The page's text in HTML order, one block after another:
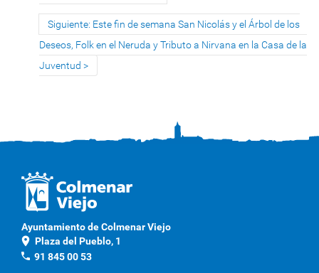
Siguiente: Este fin de semana San Nicolás y el Árbol de los
Deseos, Folk en el Neruda y Tributo a Nirvana en la Casa de la
Juventud
Ayuntamiento de Colmenar Viejo
location_on Plaza del Pueblo, 1
phone 91 845 00 53